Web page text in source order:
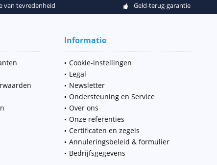
van tevredenheid Geld-terug-garantie
Informatie
Cookie-instellingen
Legal
Newsletter
Ondersteuning en Service
Over ons
Onze referenties
Certificaten en zegels
Annuleringsbeleid & formulier
Bedrijfsgegevens